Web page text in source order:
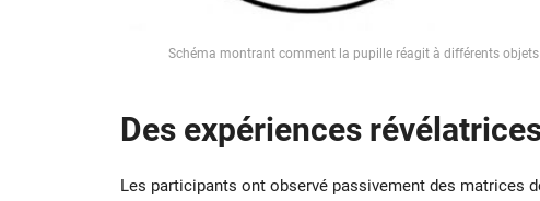
Schéma montrant comment la pupille réagit à différents
Des expériences
Les participants ont observé passivement des matrices